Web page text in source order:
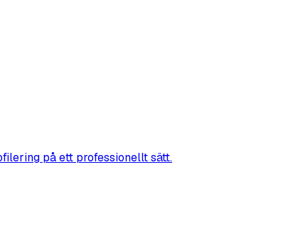
på ett professionellt sätt.